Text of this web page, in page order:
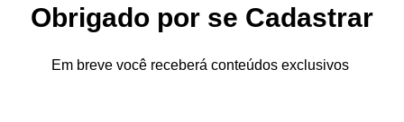
Obrigado por se Cadastrar
Em breve você receberá conteúdos exclusivos